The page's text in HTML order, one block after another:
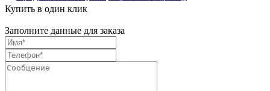
Купить в один клик
Заполните данные для заказа